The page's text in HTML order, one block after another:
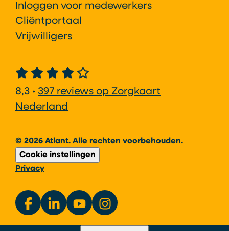
Inloggen voor medewerkers
Cliëntportaal
Vrijwilligers
8,3 • 397 reviews op Zorgkaart
Nederland
© 2026 Atlant. Alle rechten voorbehouden.
Cookie instellingen
Privacy